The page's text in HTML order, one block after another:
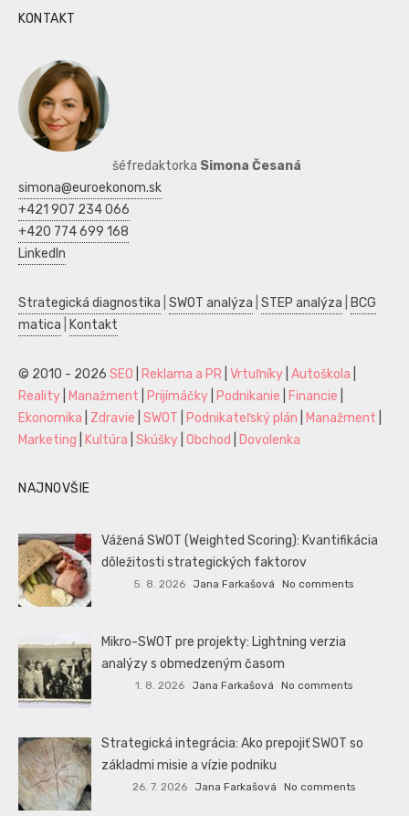
KONTAKT
šéfredaktorka Simona Česaná
simona@euroekonom.sk
+421 907 234 066
+420 774 699 168
LinkedIn
Strategická diagnostika SWOT analýza STEP analýza
BCG
matica
Kontakt
© 2010 - 2026 SEO Reklama a PR Vrtuľníky Autoškola
Reality
Manažment Prijímáčky Podnikanie Financie
Ekonomika
Zdravie SWOT Podnikateľský plán Manažment
Marketing
Kultúra Skúšky Obchod Dovolenka
NAJNOVŠIE
Vážená SWOT (Weighted Scoring): Kvantifikácia
dôležitosti strategických faktorov
5. 8. 2026 Jana Farkašová No comments
Mikro-SWOT pre projekty: Lightning verzia
analýzy s obmedzeným časom
1. 8. 2026 Jana Farkašová No comments
Strategická integrácia: Ako prepojiť SWOT so
základmi misie a vízie podniku
26. 7. 2026 Jana Farkašová No comments